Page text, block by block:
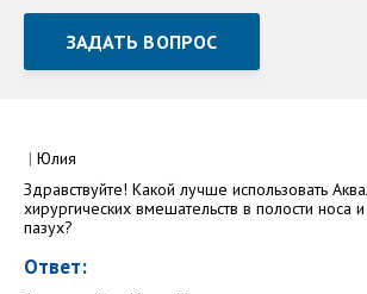
ЗАДАТЬ ВОПРОС
Как Вас зовут
| Юлия
Здравствуйте! Какой лучше использовать
хирургических вмешательств в полости носа
пазух?
Ответ: